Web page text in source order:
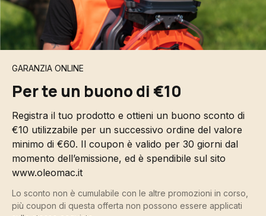
GARANZIA ONLINE
Per te un buono di €10
Registra il tuo prodotto e ottieni un buono sconto di
€10 utilizzabile per un successivo ordine del valore
minimo di €60. Il coupon è valido per 30 giorni dal
momento dell’emissione, ed è spendibile sul sito
www.oleomac.it
Lo sconto non è cumulabile con le altre promozioni in corso,
più coupon di questa offerta non possono essere applicati